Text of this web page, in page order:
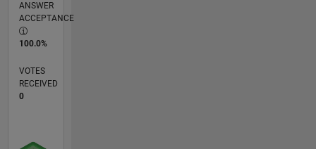
ANSWER
ACCEPTANCE
100.0%
VOTES
RECEIVED
0